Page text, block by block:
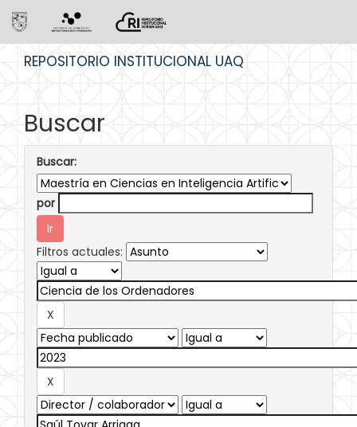
REPOSITORIO INSTITUCIONAL UAQ
Buscar
Buscar:
por
Filtros actuales: